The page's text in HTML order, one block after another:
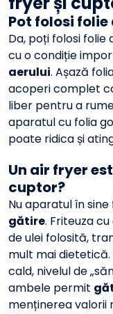
Pot folosi
Da, poți folosi folie
cu o condiție
aerului. Așază
acoperi complet
liber pentru a
aparatul cu folia
poate ridica și
Un air fryer
cuptor?
Nu aparatul în
gătire. Friteuza
de ulei folosită,
mult mai
cald, nivelul de
ambele permit
menținerea valorii